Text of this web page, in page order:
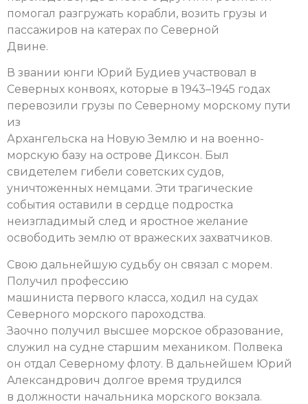
помогал разгружать корабли, возить грузы и
пассажиров на катерах по Северной
Двине.
В звании юнги Юрий Будиев участвовал в
Северных конвоях, которые в 1943–1945 годах
перевозили грузы по Северному морскому пути
из
Архангельска на Новую Землю и на военно-
морскую базу на острове Диксон. Был
свидетелем гибели советских судов,
уничтоженных немцами. Эти трагические
события оставили в сердце подростка
неизгладимый след и яростное желание
освободить землю от вражеских захватчиков.
Свою дальнейшую судьбу он связал с морем.
Получил профессию
машиниста первого класса, ходил на судах
Северного морского пароходства.
Заочно получил высшее морское образование,
служил на судне старшим механиком. Полвека
он отдал Северному флоту. В дальнейшем Юрий
Александрович долгое время трудился
в должности начальника морского вокзала.